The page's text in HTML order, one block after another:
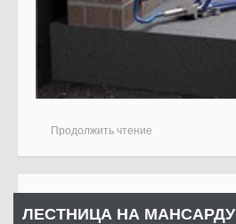
Продолжить чтение
ЛЕСТНИЦА НА МАНСАРДУ